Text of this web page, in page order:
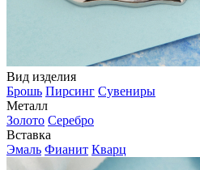
Вид изделия
Брошь Пирсинг Сувениры
Металл
Золото Серебро
Вставка
Эмаль Фианит Кварц